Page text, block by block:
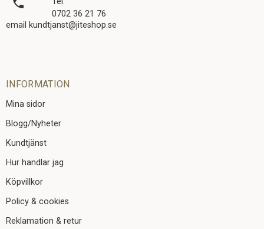
local_phone
0702 36 21 76
email kundtjanst@jiteshop.se
INFORMATION
Mina sidor
Blogg/Nyheter
Kundtjänst
Hur handlar jag
Köpvillkor
Policy & cookies
Reklamation & retur